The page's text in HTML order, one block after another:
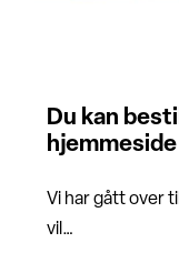
Du kan
hjemmeside
Vi har gått over
vil…